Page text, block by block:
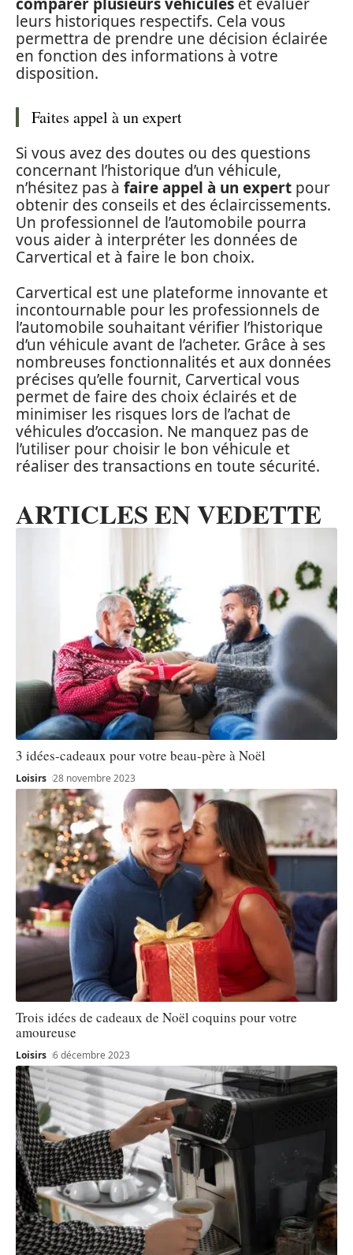
leurs historiques respectifs. Cela vous
permettra de prendre une décision éclairée
en fonction des informations à votre
disposition.
Faites appel à un expert
Si vous avez des doutes ou des questions
concernant l’historique d’un véhicule,
n’hésitez pas à faire appel à un expert pour
obtenir des conseils et des éclaircissements.
Un professionnel de l’automobile pourra
vous aider à interpréter les données de
Carvertical et à faire le bon choix.
Carvertical est une plateforme innovante et
incontournable pour les professionnels de
l’automobile souhaitant vérifier l’historique
d’un véhicule avant de l’acheter. Grâce à ses
nombreuses fonctionnalités et aux données
précises qu’elle fournit, Carvertical vous
permet de faire des choix éclairés et de
minimiser les risques lors de l’achat de
véhicules d’occasion. Ne manquez pas de
l’utiliser pour choisir le bon véhicule et
réaliser des transactions en toute sécurité.
ARTICLES EN VEDETTE
3 idées-cadeaux pour votre beau-père à Noël
Loisirs 28 novembre 2023
Trois idées de cadeaux de Noël coquins pour votre
amoureuse
Loisirs 6 décembre 2023